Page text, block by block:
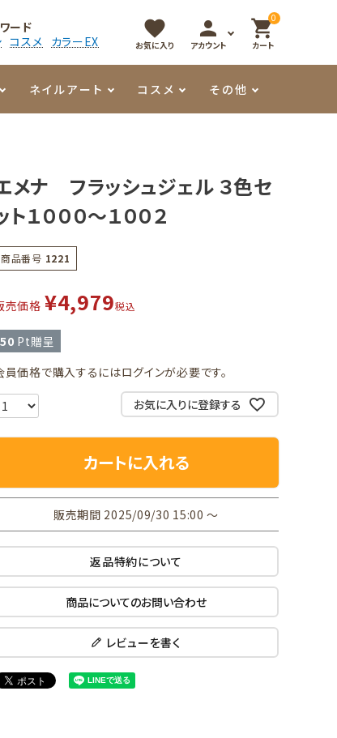
ード
コスメ カラーEX
favorite
お気に入り
person
アカウント
0
shopping_cart
カート
3Dクレイジェル
メタリックジェル
容器・ポーチ
ネイルアート
その他
コスメ その他
メナ フラッシュジェル ３色セ
ト１０００～１００２
商品番号 1221
売価格 ¥4,979税込
50 Pt贈呈
員価格で購入するにはログインが必要です。
お気に入りに登録する
カートに入れる
販売期間 2025/09/30 15:00〜
返品特約について
商品についてのお問い合わせ
レビューを書く